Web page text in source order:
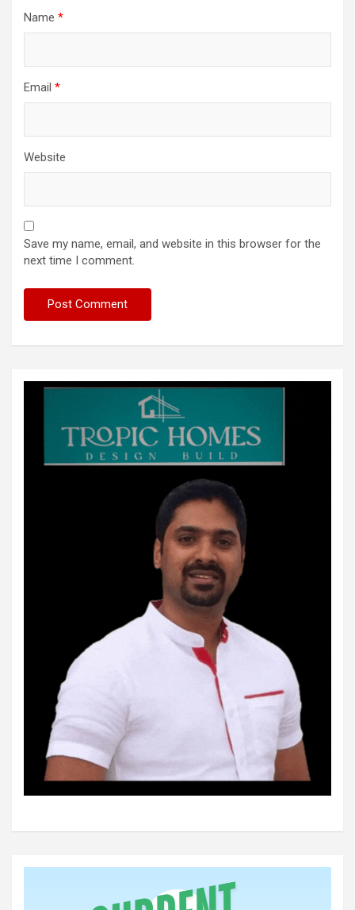
Name *
Email *
Website
Save my name, email, and website in this browser for the
next time I comment.